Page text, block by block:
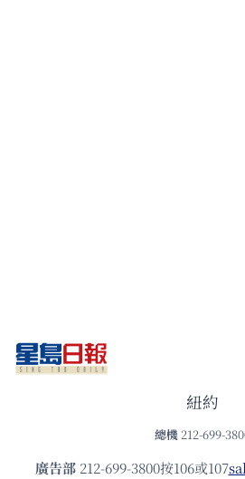
紐約
總機 212-699-
廣告部212-699-3800按106或107